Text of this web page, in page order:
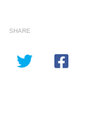
SHARE